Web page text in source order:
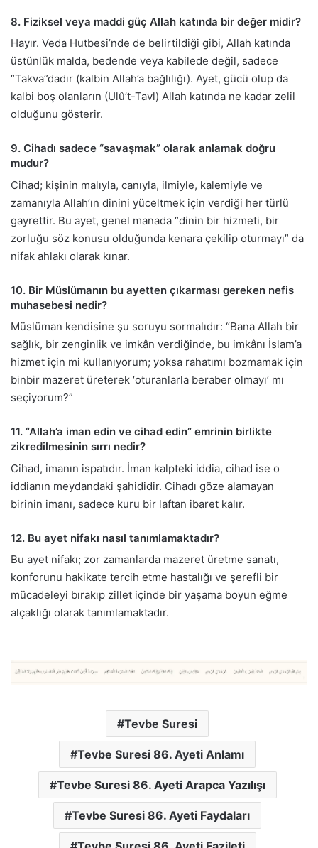
8. Fiziksel veya maddi güç Allah katında bir değer midir?
Hayır. Veda Hutbesi’nde de belirtildiği gibi, Allah katında
üstünlük malda, bedende veya kabilede değil, sadece
“Takva”dadır (kalbin Allah’a bağlılığı). Ayet, gücü olup da
kalbi boş olanların (Ulû’t-Tavl) Allah katında ne kadar zelil
olduğunu gösterir.
9. Cihadı sadece “savaşmak” olarak anlamak doğru
mudur?
Cihad; kişinin malıyla, canıyla, ilmiyle, kalemiyle ve
zamanıyla Allah’ın dinini yüceltmek için verdiği her türlü
gayrettir. Bu ayet, genel manada “dinin bir hizmeti, bir
zorluğu söz konusu olduğunda kenara çekilip oturmayı” da
nifak ahlakı olarak kınar.
10. Bir Müslümanın bu ayetten çıkarması gereken nefis
muhasebesi nedir?
Müslüman kendisine şu soruyu sormalıdır: “Bana Allah bir
sağlık, bir zenginlik ve imkân verdiğinde, bu imkânı İslam’a
hizmet için mi kullanıyorum; yoksa rahatımı bozmamak için
binbir mazeret üreterek ‘oturanlarla beraber olmayı’ mı
seçiyorum?”
11. “Allah’a iman edin ve cihad edin” emrinin birlikte
zikredilmesinin sırrı nedir?
Cihad, imanın ispatıdır. İman kalpteki iddia, cihad ise o
iddianın meydandaki şahididir. Cihadı göze alamayan
birinin imanı, sadece kuru bir laftan ibaret kalır.
12. Bu ayet nifakı nasıl tanımlamaktadır?
Bu ayet nifakı; zor zamanlarda mazeret üretme sanatı,
konforunu hakikate tercih etme hastalığı ve şerefli bir
mücadeleyi bırakıp zillet içinde bir yaşama boyun eğme
alçaklığı olarak tanımlamaktadır.
Tevbe Suresi
Tevbe Suresi 86. Ayeti Anlamı
Tevbe Suresi 86. Ayeti Arapca Yazılışı
Tevbe Suresi 86. Ayeti Faydaları